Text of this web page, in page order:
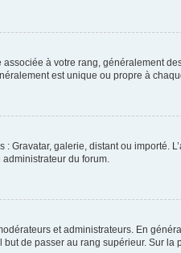
associée à votre rang, généralement
est unique ou propre à
Gravatar, galerie, distant ou importé.
du forum.
et administrateurs. En
de passer au rang supérieur. Sur la